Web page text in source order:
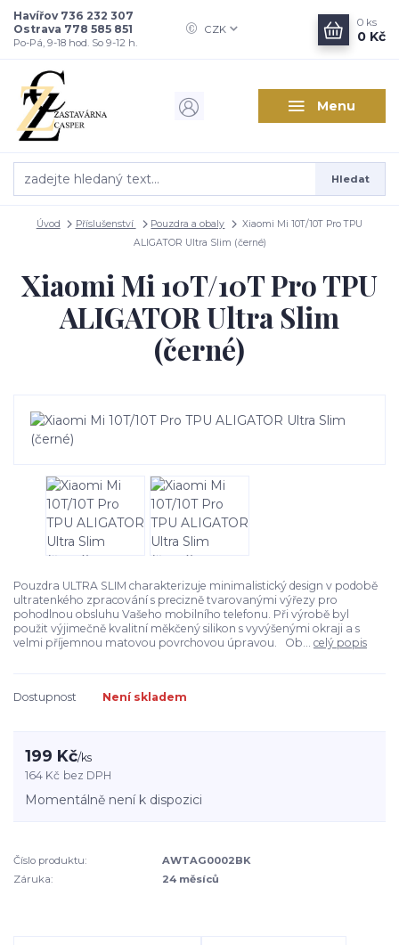
Menu
CZK
Hledat
Havířov 736 232 307
Ostrava 778 585 851
Po-Pá, 9-18 hod. So 9-12 h.
0 ks
0 Kč
Úvod Příslušenství Pouzdra a obaly
Xiaomi Mi 10T/10T Pro TPU
ALIGATOR Ultra Slim (černé)
Xiaomi Mi 10T/10T Pro TPU
ALIGATOR Ultra Slim
(černé)
Pouzdra ULTRA SLIM charakterizuje minimalistický design v podobě
ultratenkého zpracování s precizně tvarovanými výřezy pro
pohodlnou obsluhu Vašeho mobilního telefonu. Při výrobě byl
použit výjimečně kvalitní měkčený silikon s vyvýšenými okraji a s
velmi příjemnou matovou povrchovou úpravou. Ob... celý popis
Dostupnost Není skladem
199 Kč/ks
164 Kč bez DPH
Momentálně není k dispozici
Číslo produktu:
AWTAG0002BK
Záruka:
24 měsíců